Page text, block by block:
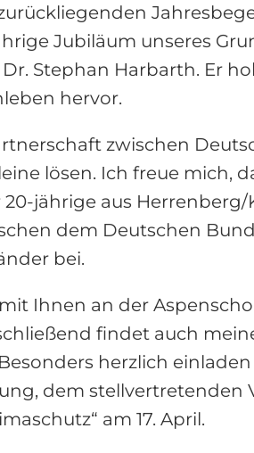
Jubiläum unseres
Stephan Harbarth. Er
hervor.
zwischen
lösen. Ich freue mich,
jährige aus
dem Deutschen
bei.
Ihnen an der
findet auch
herzlich
dem stellvertretenden
am 17. April.